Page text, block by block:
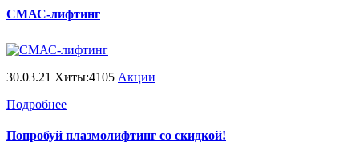
СМАС-лифтинг
30.03.21 Хиты:4105 Акции
Подробнее
Попробуй плазмолифтинг со скидкой!